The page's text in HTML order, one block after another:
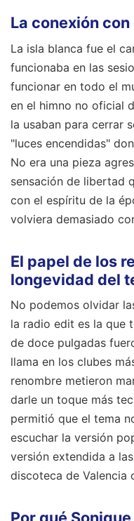
La conexión
La isla blanca fue el
funcionaba en las
funcionar en todo el
en el himno no oficial
la usaban para cerrar
"luces encendidas"
No era una pieza
sensación de libertad
con el espíritu de la
volviera demasiado
El papel de los
longevidad del
No podemos olvidar
la radio edit es la que
de doce pulgadas
llama en los clubes
renombre metieron
darle un toque más
permitió que el tema
escuchar la versión
versión extendida a
discoteca de Valencia
Por qué